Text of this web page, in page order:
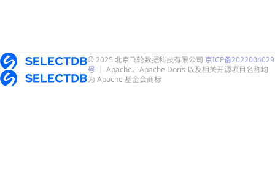
© 2025 北京飞轮数据科技有限公司 京ICP备2022004029
号
｜ Apache、Apache Doris 以及相关开源项目名称均
为 Apache 基金会商标